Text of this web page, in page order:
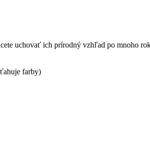
uchovať ich prírodný vzhľad po mnoho
farby)